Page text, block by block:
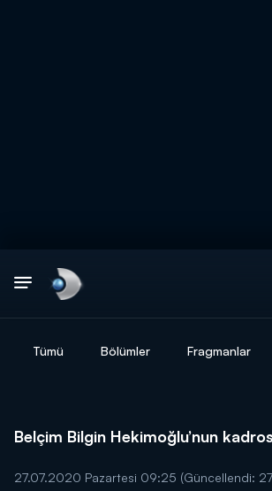
Tümü Bölümler Fragmanlar
Belçim Bilgin Hekimoğlu’nun
27.07.2020 Pazartesi 09:25 (Güncellendi: